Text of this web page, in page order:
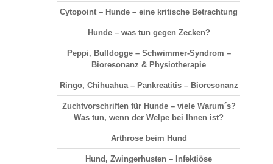
Cytopoint – Hunde – eine kritische Betrachtung
Hunde – was tun gegen Zecken?
Peppi, Bulldogge – Schwimmer-Syndrom –
Bioresonanz & Physiotherapie
Ringo, Chihuahua – Pankreatitis – Bioresonanz
Zuchtvorschriften für Hunde – viele Warum´s?
Was tun, wenn der Welpe bei Ihnen ist?
Arthrose beim Hund
Hund, Zwingerhusten – Infektiöse